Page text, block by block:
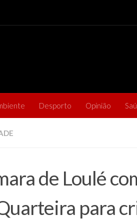
Desporto Opinião
de Loulé
para